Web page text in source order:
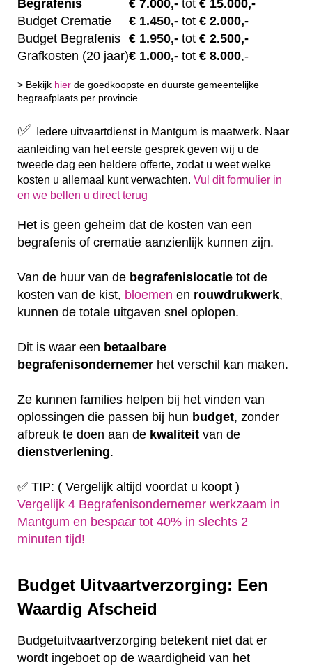
Begrafenis € 7.000,- tot € 15.000,-
Budget Crematie
€ 1.450,- tot € 2.000,-
Budget Begrafenis € 1.950,- tot € 2.500,-
Grafkosten (20 jaar)€ 1.000,- tot € 8.000,-
> Bekijk hier de goedkoopste en duurste gemeentelijke
begraafplaats per provincie.
✅
Iedere uitvaartdienst in Mantgum is maatwerk. Naar
aanleiding van het eerste gesprek geven wij u de
tweede dag een heldere offerte, zodat u weet welke
kosten u allemaal kunt verwachten. Vul dit formulier in
en we bellen u direct terug
Het is geen geheim dat de kosten van een
begrafenis of crematie aanzienlijk kunnen zijn.
Van de huur van de begrafenislocatie tot de
kosten van de kist, bloemen en rouwdrukwerk,
kunnen de totale uitgaven snel oplopen.
Dit is waar een betaalbare
begrafenisondernemer het verschil kan maken.
Ze kunnen families helpen bij het vinden van
oplossingen die passen bij hun budget, zonder
afbreuk te doen aan de kwaliteit van de
dienstverlening.
✅ TIP: ( Vergelijk altijd voordat u koopt )
Vergelijk 4 Begrafenisondernemer werkzaam in
Mantgum en bespaar tot 40% in slechts 2
minuten tijd!
Budget Uitvaartverzorging: Een
Waardig Afscheid
Budgetuitvaartverzorging betekent niet dat er
wordt ingeboet op de waardigheid van het